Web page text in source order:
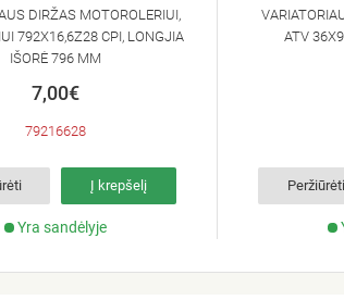
DIRŽAS MOTOROLERIUI,
792X16,6Z28 CPI, LONGJIA
IŠORĖ 796 MM
7,00€
79216628
Į krepšelį
Yra sandėlyje
ATV
Peržiūrėti